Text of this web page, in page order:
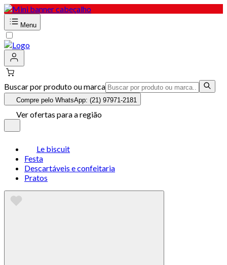
Menu
Buscar por produto ou marca
Compre pelo WhatsApp: (21) 97971-2181
Ver ofertas para a região
Le biscuit
Festa
Descartáveis e confeitaria
Pratos